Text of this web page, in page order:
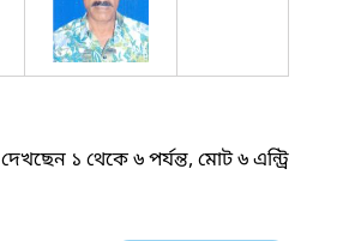
দেখছেন ১ থেকে ৬ পর্যন্ত, মোট ৬ এন্ট্রি